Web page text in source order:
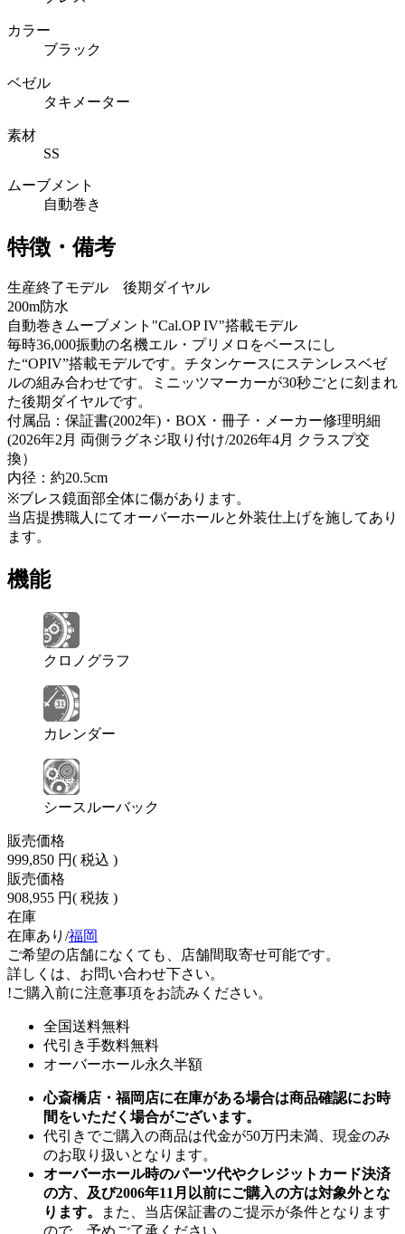
カラー
ブラック
ベゼル
タキメーター
素材
SS
ムーブメント
自動巻き
特徴・備考
生産終了モデル 後期ダイヤル
200m防水
自動巻きムーブメント"Cal.OP IV"搭載モデル
毎時36,000振動の名機エル・プリメロをベースにし
た“OPIV”搭載モデルです。チタンケースにステンレスベゼ
ルの組み合わせです。ミニッツマーカーが30秒ごとに刻まれ
た後期ダイヤルです。
付属品：保証書(2002年)・BOX・冊子・メーカー修理明細
(2026年2月 両側ラグネジ取り付け/2026年4月 クラスプ交
換）
内径：約20.5cm
※ブレス鏡面部全体に傷があります。
当店提携職人にてオーバーホールと外装仕上げを施してあり
ます。
機能
クロノグラフ
カレンダー
シースルーバック
販売価格
999,850 円( 税込 )
販売価格
908,955 円( 税抜 )
在庫
在庫あり/福岡
ご希望の店舗になくても、店舗間取寄せ可能です。
詳しくは、お問い合わせ下さい。
!ご購入前に注意事項をお読みください。
全国送料無料
代引き手数料無料
オーバーホール永久半額
心斎橋店・福岡店に在庫がある場合は商品確認にお時
間をいただく場合がございます。
代引きでご購入の商品は代金が50万円未満、現金のみ
のお取り扱いとなります。
オーバーホール時のパーツ代やクレジットカード決済
の方、及び2006年11月以前にご購入の方は対象外とな
ります。
また、当店保証書のご提示が条件となります